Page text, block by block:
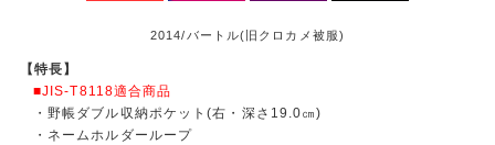
2014/バートル(旧クロカメ被服)
【特長】
■JIS-T8118適合商品
・野帳ダブル収納ポケット(右・深さ19.0㎝)
・ネームホルダーループ